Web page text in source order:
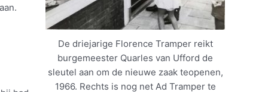
De driejarige Florence Tramper reikt
burgemeester Quarles van Ufford de
sleutel aan om de nieuwe zaak teopenen,
1966. Rechts is nog net Ad Tramper te